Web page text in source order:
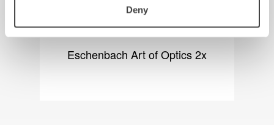
Deny
Bilde mangler
Eschenbach Art of Optics 2x